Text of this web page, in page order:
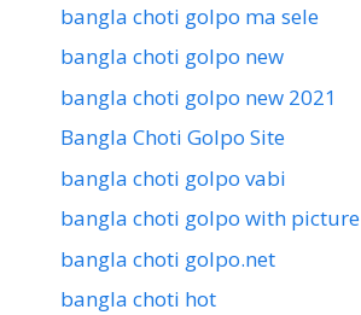
bangla choti golpo ma sele
bangla choti golpo new
bangla choti golpo new 2021
Bangla Choti Golpo Site
bangla choti golpo vabi
bangla choti golpo with picture
bangla choti golpo.net
bangla choti hot